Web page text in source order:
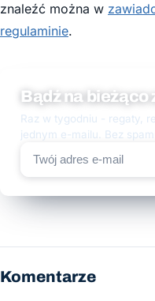
znaleźć można w
regulaminie.
Bądź na bieżąco
Raz w tygodniu - regaty,
jednym e-mailu. Bez
Komentarze